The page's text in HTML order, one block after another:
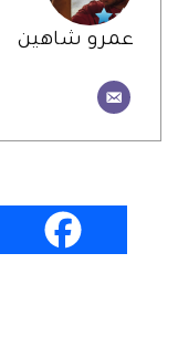
عمرو شاهين